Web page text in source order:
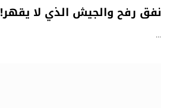
نفق رفح والجيش الذي لا يقهر!
…